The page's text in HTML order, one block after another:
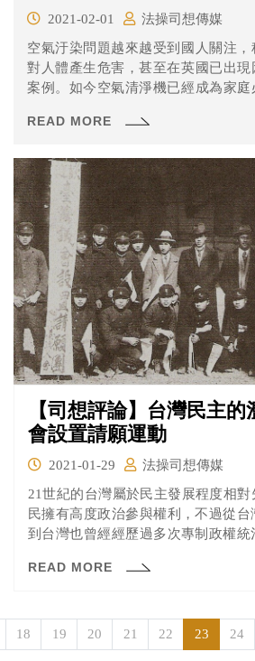
2021-02-01
法操司想傳媒
空氣汙染問題越來越受到國人關注
對人體產生危害，甚至在英國已出
案例。如今空氣清淨機已經成為家
光靠法律制定有辦法解決嗎？
READ MORE
【司想評論】台灣民主
會設置請願運動
2021-01-29
法操司想傳媒
21世紀的台灣屬於民主發展程度相對
民擁有高度政治參與權利，不過從
到台灣也曾經經歷過多次專制政權統
READ MORE
18 19 20 21 22 23 24